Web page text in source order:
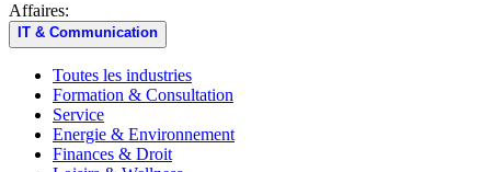
Affaires:
IT & Communication
Toutes les industries
Formation & Consultation
Service
Energie & Environnement
Finances & Droit